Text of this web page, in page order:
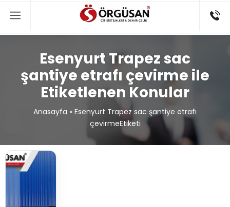
Esenyurt Trapez sac
şantiye etrafı çevirme ile
Etiketlenen Konular
Anasayfa » Esenyurt Trapez sac şantiye etrafı
çevirmeEtiketi